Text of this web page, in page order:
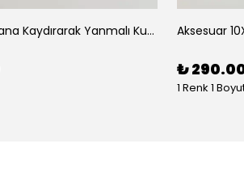
Aksesauar Yana Kaydırarak Yanmalı Kum Siyah Çakmak Aksesuar
₺
1 Renk 1